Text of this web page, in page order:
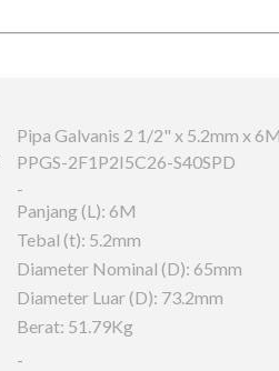
Pipa Galvanis 2 1/2" x 5.2mm x
PPGS-2F1P2I5C26-S40SPD
-
Panjang (L): 6M
Tebal (t): 5.2mm
Diameter Nominal (D): 65mm
Diameter Luar (D): 73.2mm
Berat: 51.79Kg
-